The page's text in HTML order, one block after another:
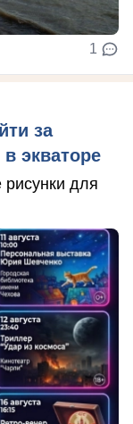
1
за
экваторе
для